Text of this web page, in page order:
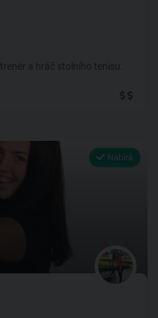
a hráč stolního tenisu.
Nabírá